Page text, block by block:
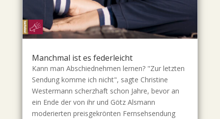
Manchmal ist es federleicht
Kann man Abschiednehmen lernen? "Zur letzten
Sendung komme ich nicht", sagte Christine
Westermann scherzhaft schon Jahre, bevor an
ein Ende der von ihr und Götz Alsmann
moderierten preisgekrönten Fernsehsendung